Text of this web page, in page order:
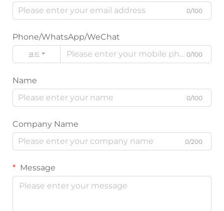
0/100
Phone/WhatsApp/WeChat
코드 0/100
Name
0/100
Company Name
0/200
Message